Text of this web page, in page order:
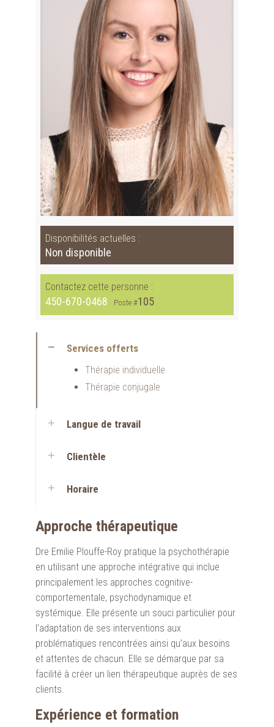
Disponibilités actuelles :
Non disponible
Contactez cette personne :
450-670-0468 Poste #105
Services offerts
Thérapie individuelle
Thérapie conjugale
Langue de travail
Clientèle
Horaire
Approche thérapeutique
Dre Emilie Plouffe-Roy pratique la psychothérapie
en utilisant une approche intégrative qui inclue
principalement les approches cognitive-
comportementale, psychodynamique et
systémique. Elle présente un souci particulier pour
l’adaptation de ses interventions aux
problématiques rencontrées ainsi qu’aux besoins
et attentes de chacun. Elle se démarque par sa
facilité à créer un lien thérapeutique auprès de ses
clients.
Expérience et formation